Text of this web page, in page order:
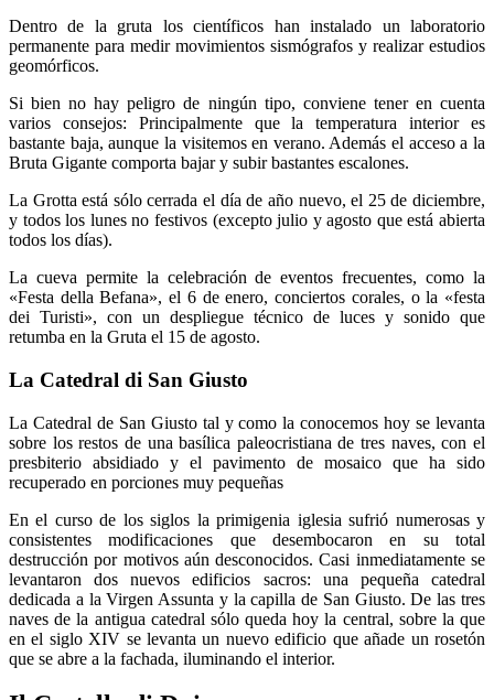
Dentro de la gruta los científicos han instalado un laboratorio
permanente para medir movimientos sismógrafos y realizar estudios
geomórficos.
Si bien no hay peligro de ningún tipo, conviene tener en cuenta
varios consejos: Principalmente que la temperatura interior es
bastante baja, aunque la visitemos en verano. Además el acceso a la
Bruta Gigante comporta bajar y subir bastantes escalones.
La Grotta está sólo cerrada el día de año nuevo, el 25 de diciembre,
y todos los lunes no festivos (excepto julio y agosto que está abierta
todos los días).
La cueva permite la celebración de eventos frecuentes, como la
«Festa della Befana», el 6 de enero, conciertos corales, o la «festa
dei Turisti», con un despliegue técnico de luces y sonido que
retumba en la Gruta el 15 de agosto.
La Catedral di San Giusto
La Catedral de San Giusto tal y como la conocemos hoy se levanta
sobre los restos de una basílica paleocristiana de tres naves, con el
presbiterio absidiado y el pavimento de mosaico que ha sido
recuperado en porciones muy pequeñas
En el curso de los siglos la primigenia iglesia sufrió numerosas y
consistentes modificaciones que desembocaron en su total
destrucción por motivos aún desconocidos. Casi inmediatamente se
levantaron dos nuevos edificios sacros: una pequeña catedral
dedicada a la Virgen Assunta y la capilla de San Giusto. De las tres
naves de la antigua catedral sólo queda hoy la central, sobre la que
en el siglo XIV se levanta un nuevo edificio que añade un rosetón
que se abre a la fachada, iluminando el interior.